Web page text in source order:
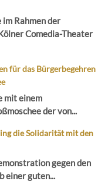
Rahmen der
Comedia-Theater
für das Bürgerbegehren
mit einem
der von...
die Solidarität mit den
gegen den
einer guten...